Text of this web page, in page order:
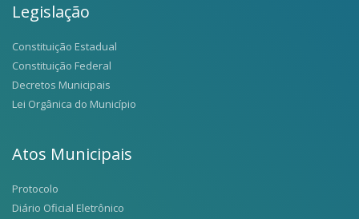
Legislação
Constituição Estadual
Constituição Federal
Decretos Municipais
Lei Orgânica do Município
Atos Municipais
Protocolo
Diário Oficial Eletrônico